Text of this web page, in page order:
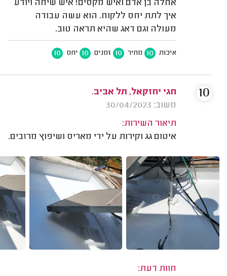
אחלה בן אדם ואיש מקסים! איש שיחה ויודע
איך לתת יחס ללקוח. הוא עשה עבודה
מעולה וגם דאג שהיא תראה טוב.
איכות 10 מחיר 10 זמנים 10 יחס 10
חגי יחזקאל, תל אביב.
משוב: 30/04/2023
תיאור השירות:
איטום גג וקירות על ידי מאריס ושיפוץ מרזבים.
חוות דעת:
10